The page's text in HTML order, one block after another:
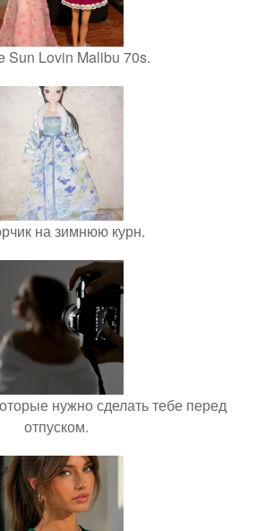
Sun Lovin Malibu 70s.
на зимнюю курн.
нужно сделать тебе перед
отпуском.